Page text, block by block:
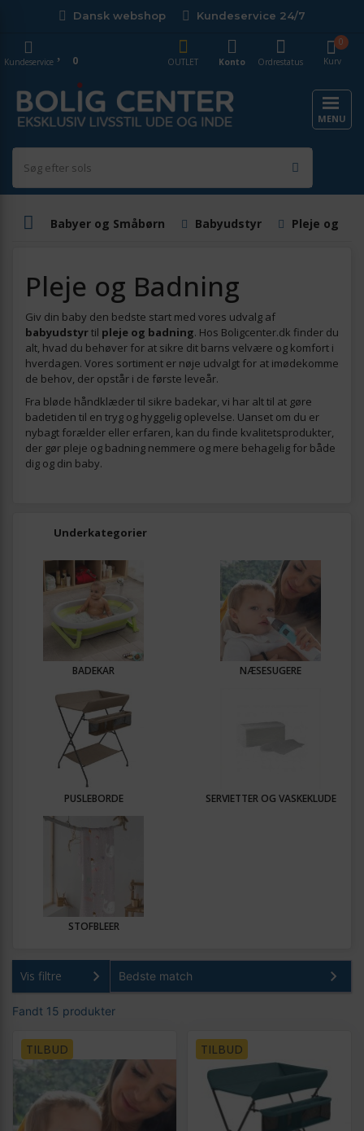
Dansk webshop Kundeservice 24/7
Kurv
0
OUTLET
Konto Ordrestatus
Kundeservice 0
MENU
Babyer og Småbørn Babyudstyr Pleje og
Pleje og Badning
Giv din baby den bedste start med vores udvalg af
babyudstyrtil pleje og badning. Hos Boligcenter.dk finder du
alt, hvad du behøver for at sikre dit barns velvære og komfort i
hverdagen. Vores sortiment er nøje udvalgt for at imødekomme
de behov, der opstår i de første leveår.
Fra bløde håndklæder til sikre badekar, vi har alt til at gøre
badetiden til en tryg og hyggelig oplevelse. Uanset om du er
nybagt forælder eller erfaren, kan du finde kvalitetsprodukter,
der gør pleje og badning nemmere og mere behagelig for både
dig og din baby.
Underkategorier
BADEKAR NÆSESUGERE
PUSLEBORDE SERVIETTER OG VASKEKLUDE
STOFBLEER
Vis filtre
Fandt 15 produkter
TILBUD TILBUD